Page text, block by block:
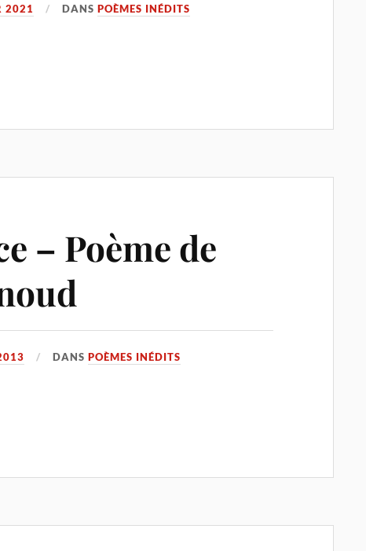
2021 DANSPOÈMES INÉDITS
– Poème de
DANSPOÈMES INÉDITS